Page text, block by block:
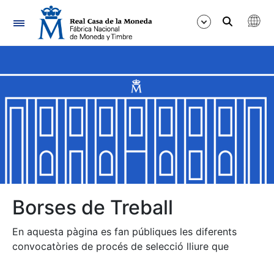
Navegació
Mostra/Amaga
Mostra/Amaga
Mostra/Amaga
Mostra/Amaga
Borses de Treball
En aquesta pàgina es fan públiques les diferents
convocatòries de procés de selecció lliure que